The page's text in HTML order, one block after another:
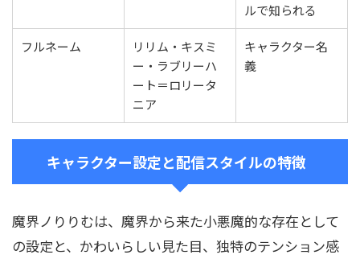
ルで知られる
フルネーム
リリム・キスミ
ー・ラブリーハ
ート＝ロリータ
ニア
キャラクター名
義
キャラクター設定と配信スタイルの特徴
魔界ノりりむは、魔界から来た小悪魔的な存在として
の設定と、かわいらしい見た目、独特のテンション感